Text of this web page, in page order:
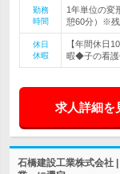
勤務
時間
1年単位の変
憩60分）※残
休日
休暇
【年間休日
暇◆子の看護
求人詳細を
石橋建設工業株式会社